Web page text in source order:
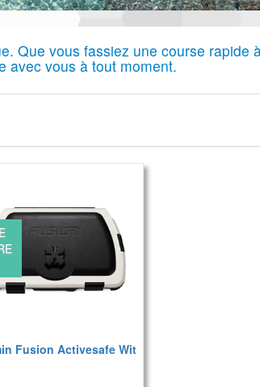
Que vous fassiez une course rapide
avec vous à tout moment.
Fusion Activesafe Wit